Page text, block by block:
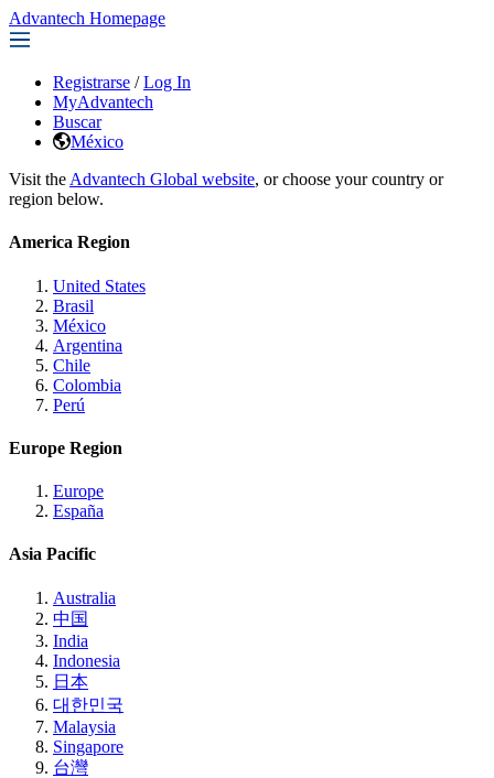
Advantech Homepage
Registrarse / Log In
MyAdvantech
Buscar
México
Visit the Advantech Global website, or choose your country or
region below.
America Region
United States
Brasil
México
Argentina
Chile
Colombia
Perú
Europe Region
Europe
España
Asia Pacific
Australia
中国
India
Indonesia
日本
대한민국
Malaysia
Singapore
台灣